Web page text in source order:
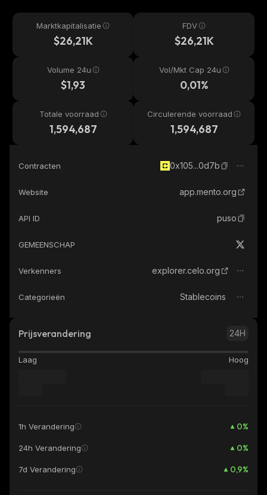
Marktkapitalisatie
$26,21K
FDV
$26,21K
Volume 24u
$1,93
Vol/Mkt Cap 24u
0,01%
Totale voorraad
1,594,687
Circulerende voorraad
1,594,687
Contracten 0x105...0d7b
Website app.mento.org
API ID puso
GEMEENSCHAP
Verkenners explorer.celo.org
Categorieën Stablecoins
Prijsverandering 24H
Laag Hoog
1h Verandering 0%
24h Verandering 0%
7d Verandering 0,9%